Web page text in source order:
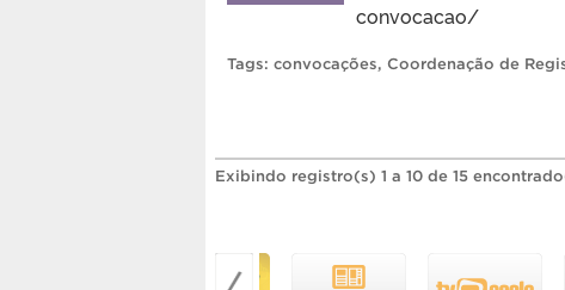
convocacao/
Tags: convocações, Coordenação de
Exibindo registro(s) 1 a 10 de 15